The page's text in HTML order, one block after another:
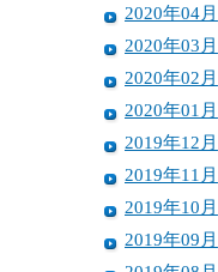
2020年04月
2020年03月
2020年02月
2020年01月
2019年12月
2019年11月
2019年10月
2019年09月